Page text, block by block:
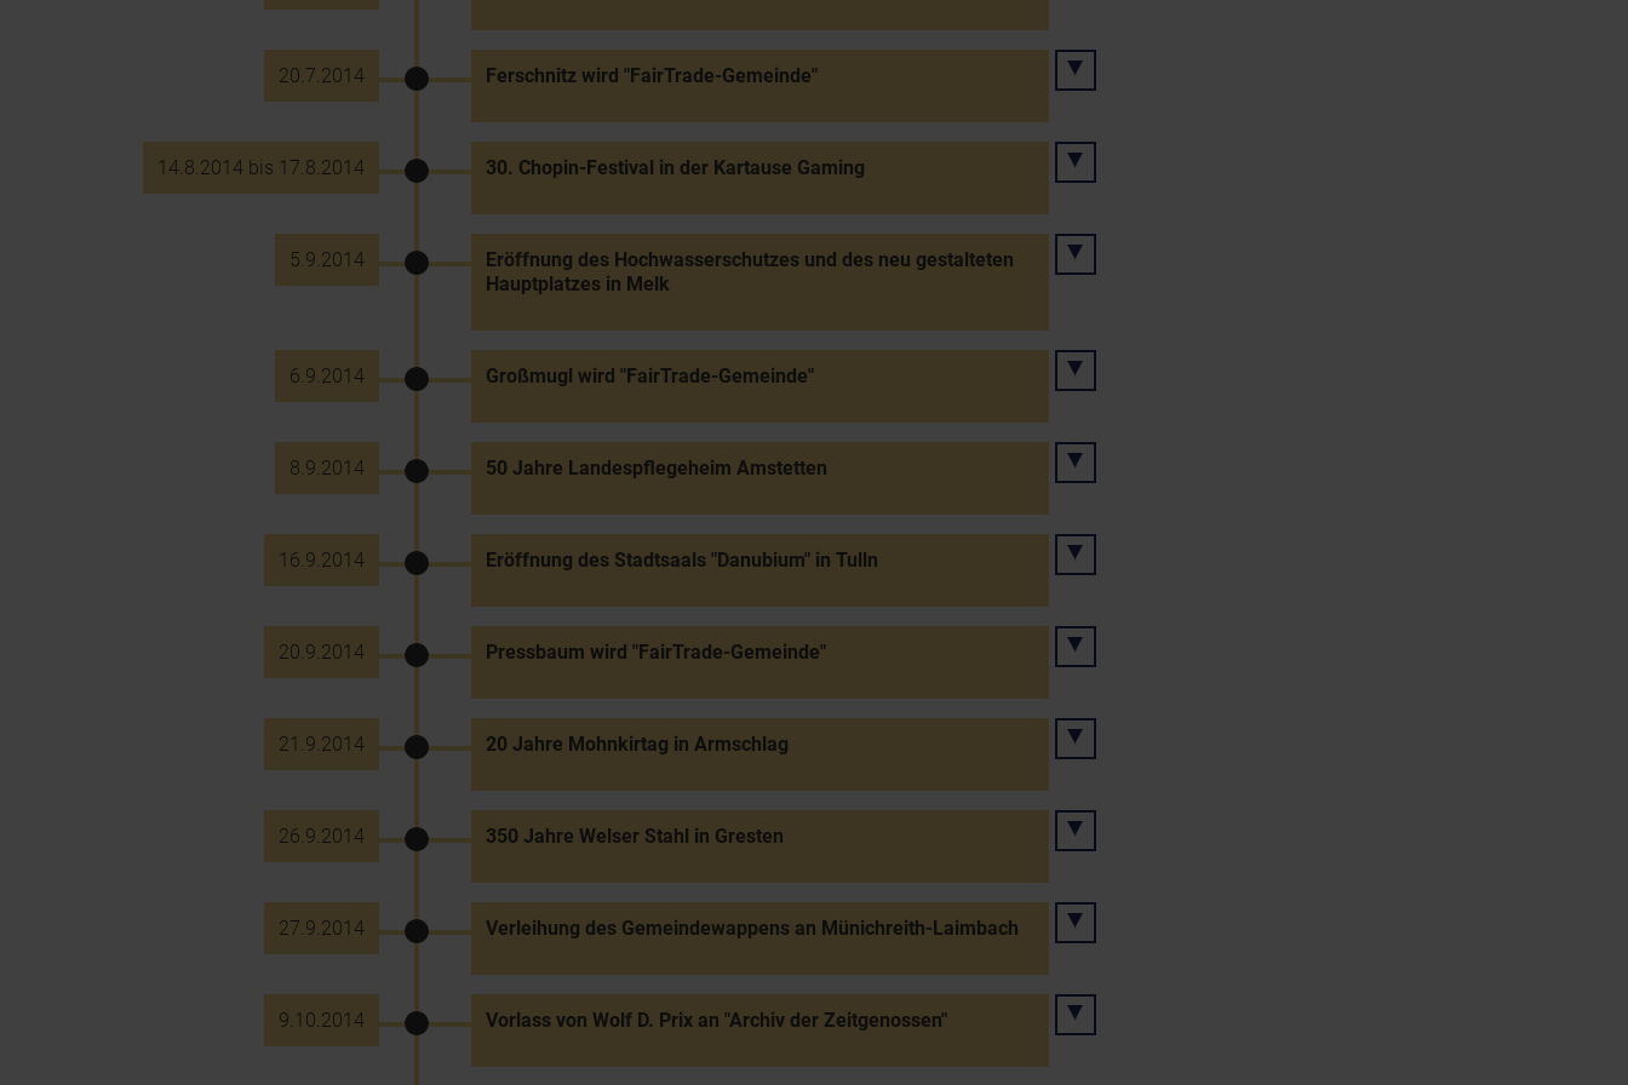
20.7.2014 Ferschnitz wird "FairTrade-Gemeinde"
14.8.2014 bis 17.8.2014 30. Chopin-Festival in der Kartause Gaming
5.9.2014
Eröffnung des Hochwasserschutzes und des neu gestalteten
Hauptplatzes in Melk
6.9.2014 Großmugl wird "FairTrade-Gemeinde"
8.9.2014 50 Jahre Landespflegeheim Amstetten
16.9.2014 Eröffnung des Stadtsaals "Danubium" in Tulln
20.9.2014 Pressbaum wird "FairTrade-Gemeinde"
21.9.2014 20 Jahre Mohnkirtag in Armschlag
26.9.2014 350 Jahre Welser Stahl in Gresten
27.9.2014 Verleihung des Gemeindewappens an Münichreith-Laimbach
9.10.2014 Vorlass von Wolf D. Prix an "Archiv der Zeitgenossen"